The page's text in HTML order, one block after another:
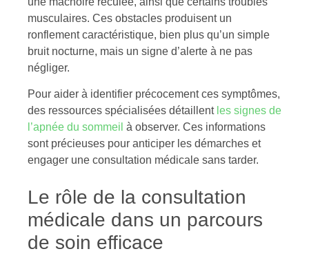
musculaires. Ces obstacles produisent un
ronflement caractéristique, bien plus qu’un simple
bruit nocturne, mais un signe d’alerte à ne pas
négliger.
Pour aider à identifier précocement ces symptômes,
des ressources spécialisées détaillent les signes de
l’apnée du sommeil à observer. Ces informations
sont précieuses pour anticiper les démarches et
engager une consultation médicale sans tarder.
Le rôle de la consultation
médicale dans un parcours
de soin efficace